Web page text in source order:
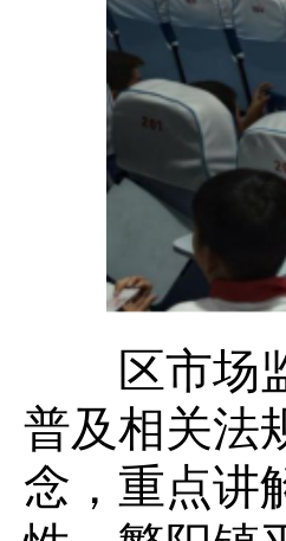
区市场监
普及相关法
念，重点讲